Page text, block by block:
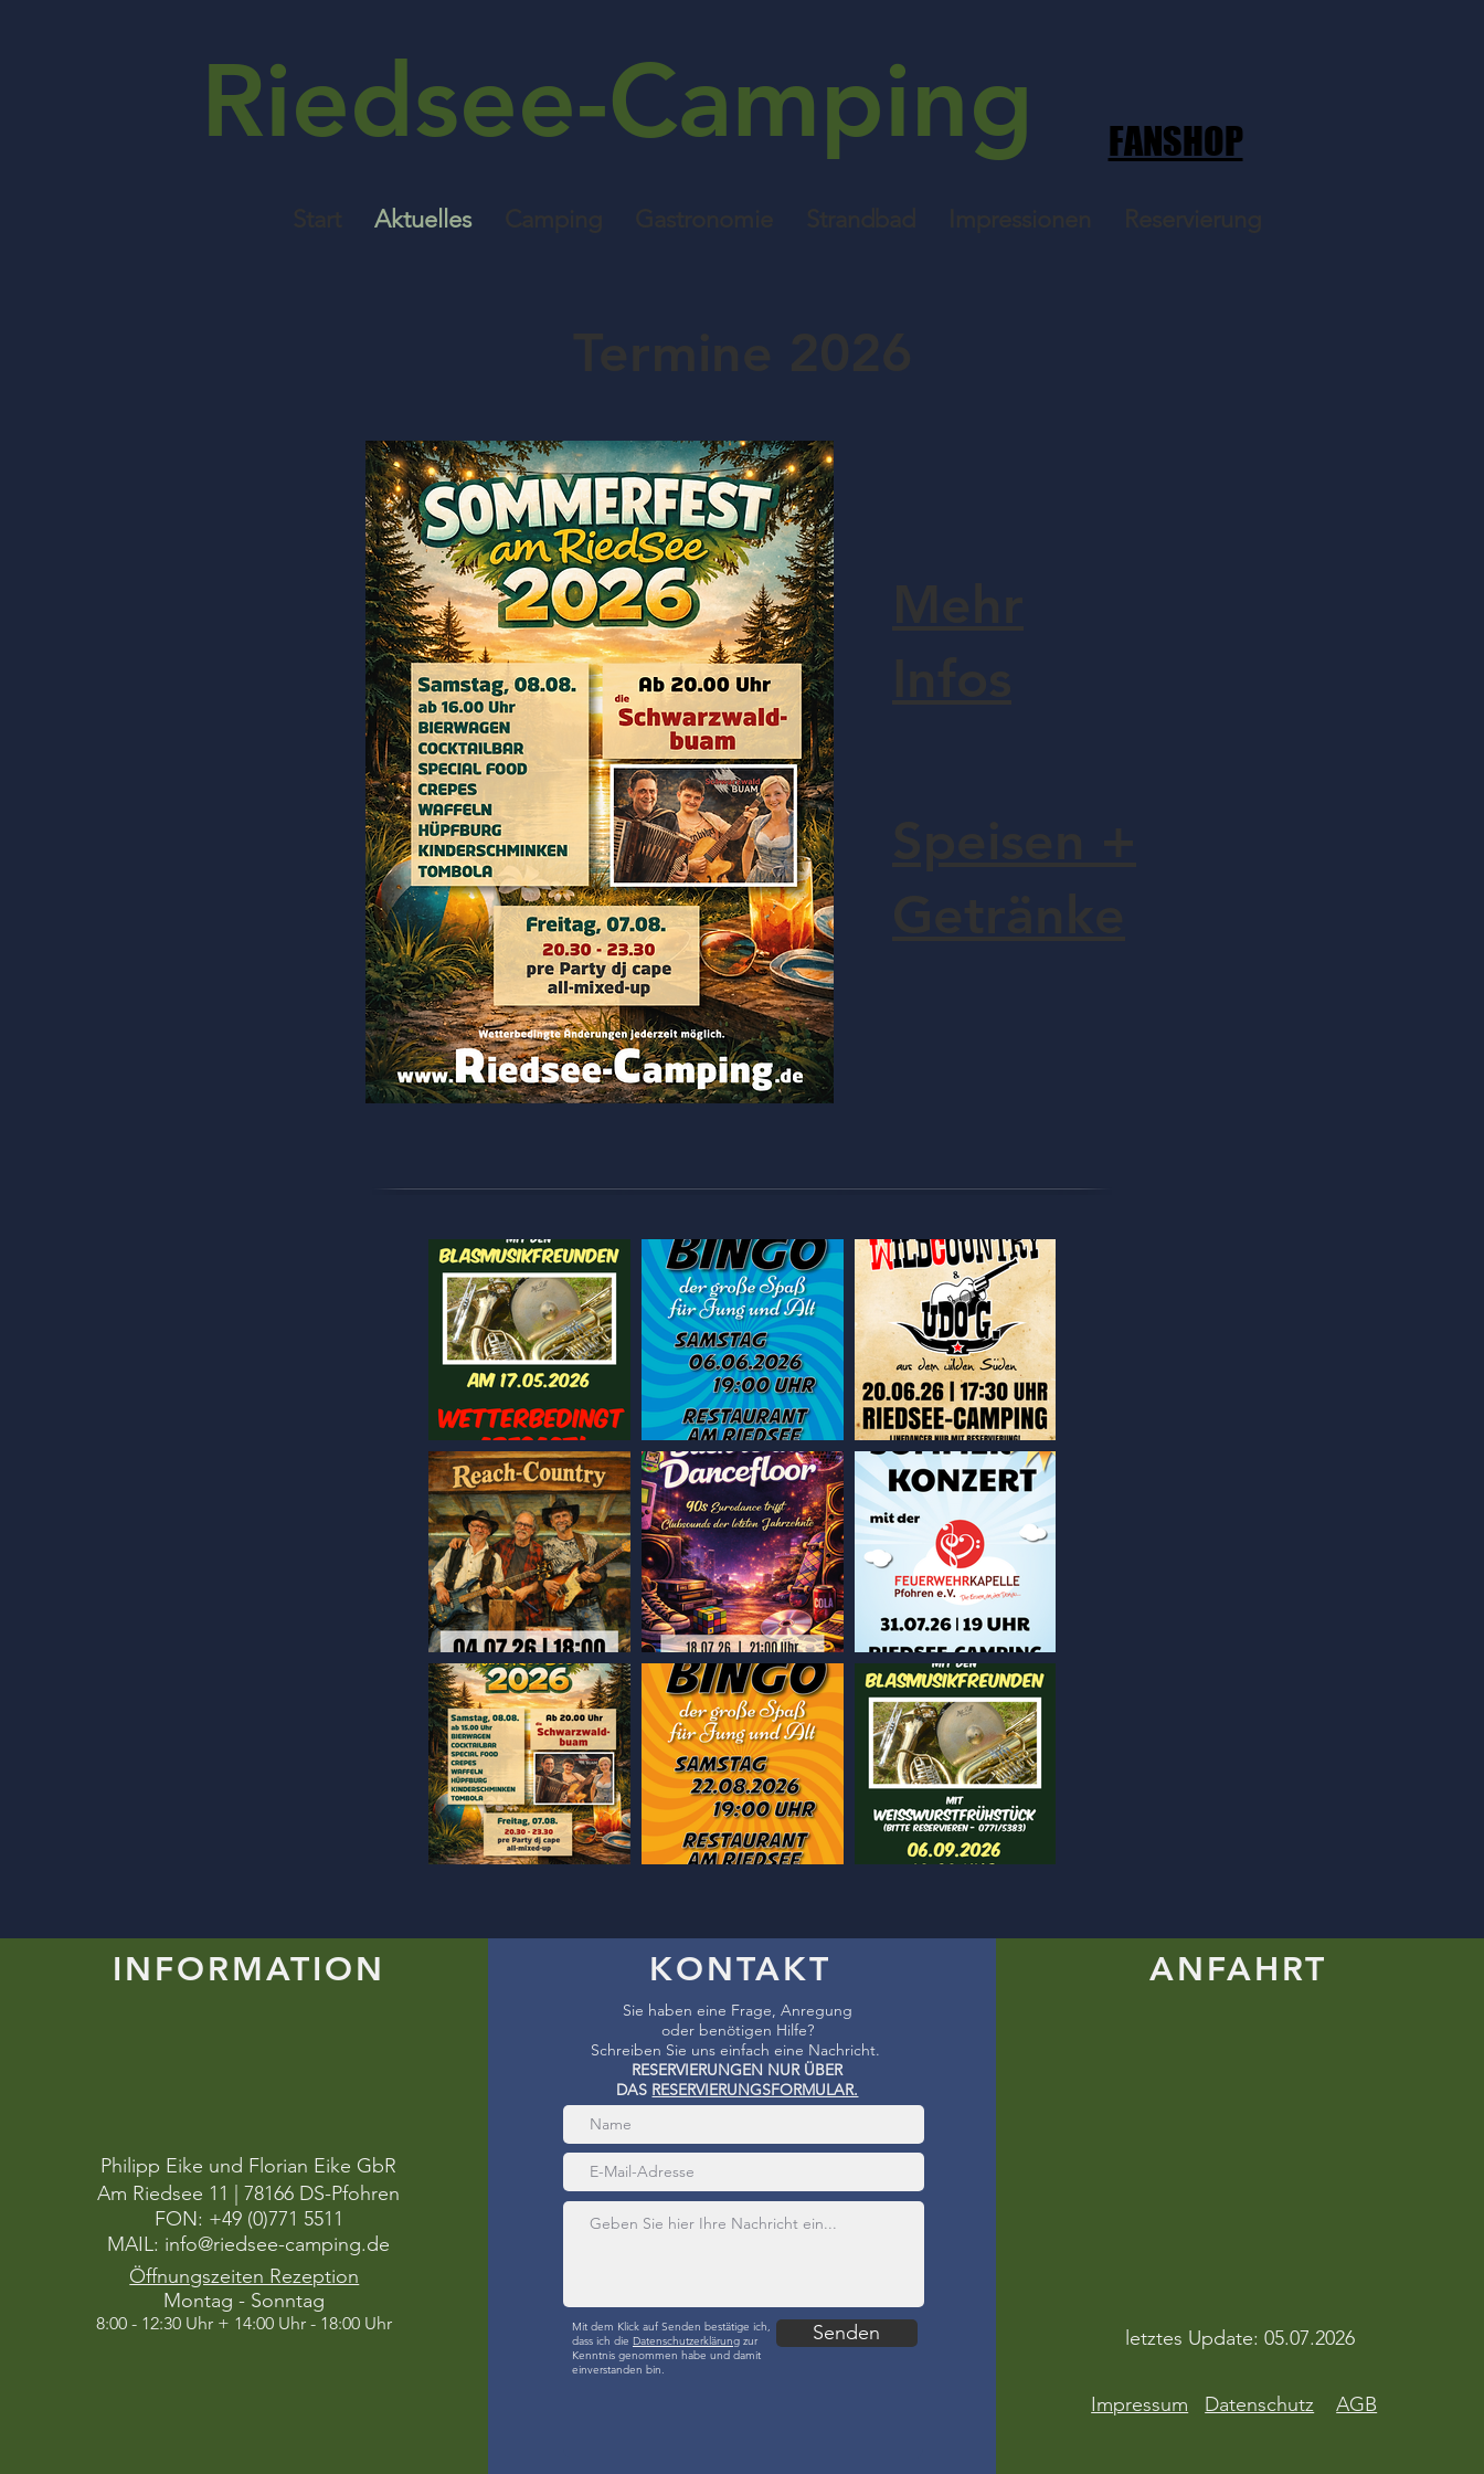
Riedsee-Camping FANSHOP
Aktuelles
INFORMATION
Philipp Eike und Florian Eike GbR
Am Riedsee 11 | 78166 DS-Pfohren
FON: +49 (0)771 5511
MAIL: info@riedsee-camping.de
Öffnungszeiten Rezeption
Montag - Sonntag
8:00 - 12:30 Uhr + 14:00 Uhr - 18:00 Uhr
KONTAKT
Sie haben eine Frage, Anregung
oder benötigen Hilfe?
Schreiben Sie uns einfach eine Nachricht.
RESERVIERUNGEN NUR ÜBER
DAS RESERVIERUNGSFORMULAR.
Mit dem Klick auf Senden bestätige ich,
dass ich die Datenschutzerklärungzur
Kenntnis genommen habe und damit
einverstanden bin.
Senden
ANFAHRT
letztes Update: 05.07.2026
Impressum Datenschutz AGB